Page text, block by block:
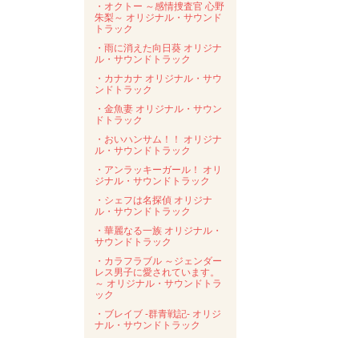
・オクトー ～感情捜査官 心野
朱梨～ オリジナル・サウンド
トラック
・雨に消えた向日葵 オリジナ
ル・サウンドトラック
・カナカナ オリジナル・サウ
ンドトラック
・金魚妻 オリジナル・サウン
ドトラック
・おいハンサム！！ オリジナ
ル・サウンドトラック
・アンラッキーガール！ オリ
ジナル・サウンドトラック
・シェフは名探偵 オリジナ
ル・サウンドトラック
・華麗なる一族 オリジナル・
サウンドトラック
・カラフラブル ～ジェンダー
レス男子に愛されています。
～ オリジナル・サウンドトラ
ック
・ブレイブ -群青戦記- オリジ
ナル・サウンドトラック